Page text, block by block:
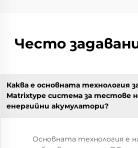
Често
Каква е основната технология
Matrixtype система за тестове
енергийни акумулатори?
Основната технология е